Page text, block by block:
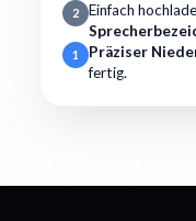
2 Einfach
1 Präziser
fertig.